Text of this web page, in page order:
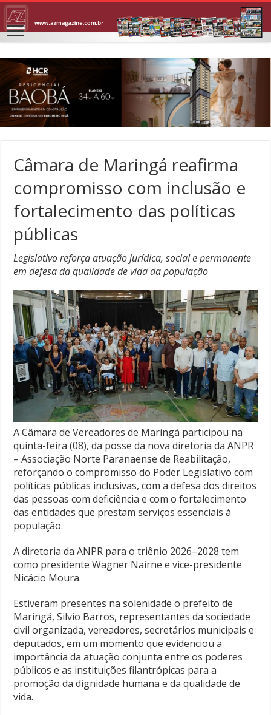
Câmara de Maringá reafirma
compromisso com inclusão e
fortalecimento das políticas
públicas
Legislativo reforça atuação jurídica, social e permanente
em defesa da qualidade de vida da população
A Câmara de Vereadores de Maringá participou na
quinta-feira (08), da posse da nova diretoria da ANPR
– Associação Norte Paranaense de Reabilitação,
reforçando o compromisso do Poder Legislativo com
políticas públicas inclusivas, com a defesa dos direitos
das pessoas com deficiência e com o fortalecimento
das entidades que prestam serviços essenciais à
população.
A diretoria da ANPR para o triênio 2026–2028 tem
como presidente Wagner Nairne e vice-presidente
Nicácio Moura.
Estiveram presentes na solenidade o prefeito de
Maringá, Silvio Barros, representantes da sociedade
civil organizada, vereadores, secretários municipais e
deputados, em um momento que evidenciou a
importância da atuação conjunta entre os poderes
públicos e as instituições filantrópicas para a
promoção da dignidade humana e da qualidade de
vida.